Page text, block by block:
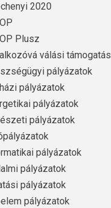
2020
Plusz
válási támogatás
pályázatok
pályázatok
pályázatok
pályázatok
pályázatok
pályázatok
pályázatok
pályázatok